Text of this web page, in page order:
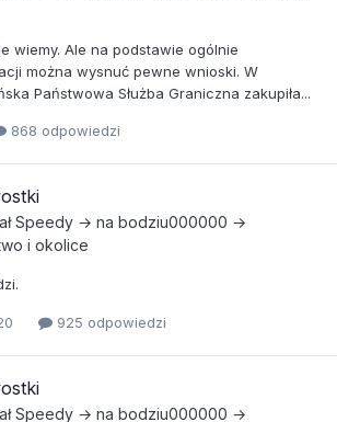
wiemy. Ale na podstawie ogólnie
można wysnuć pewne wnioski. W
Państwowa Służba Graniczna zakupiła...
868 odpowiedzi
Speedy → na bodziu000000 →
i okolice
925 odpowiedzi
Speedy → na bodziu000000 →